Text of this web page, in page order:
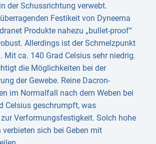
der Schussrichtung verwebt.
Festikeit von Dyneema
Produkte nahezu „bullet-proof“
Allerdings ist der Schmelzpunkt
Mit ca. 140 Grad Celsius sehr niedrig.
die Möglichkeiten bei der
der Gewebe. Reine Dacron-
im Normalfall nach dem Weben bei
Celsius geschrumpft, was
Verformungsfestigkeit. Solch hohe
verbieten sich bei Geben mit